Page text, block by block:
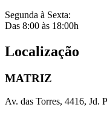
Segunda à Sexta:
Das 8:00 às 18:00h
Localização
MATRIZ
Av. das Torres, 4416, Jd.